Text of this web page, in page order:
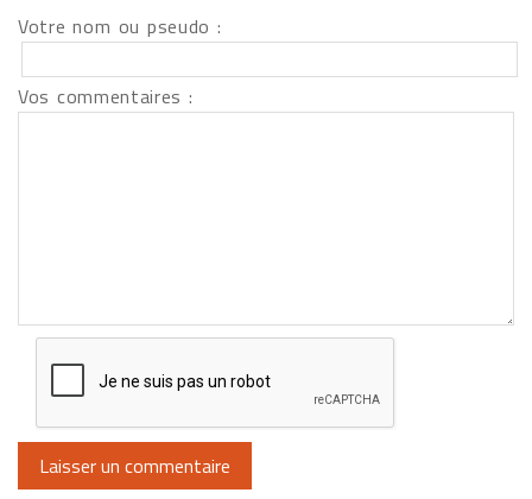
Votre nom ou pseudo :
Vos commentaires :